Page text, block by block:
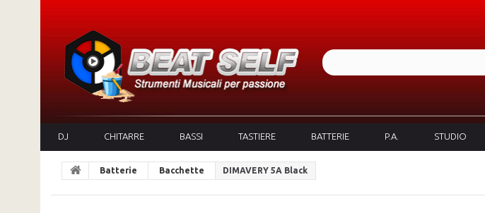
DJ CHITARRE BASSI TASTIERE BATTERIE P.A. STUDIO
Batterie Bacchette DIMAVERY 5A Black